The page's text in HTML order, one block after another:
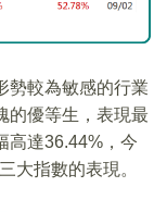
勢較為敏感的行業
的優等生，表現最
高達36.44%，今
大指數的表現。